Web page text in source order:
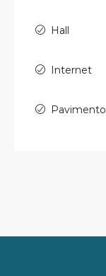
Hall
Internet
Pavimento